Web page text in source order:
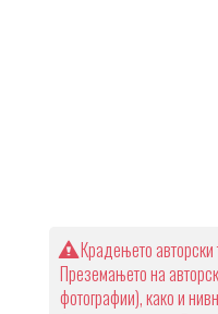
Крадењето авторски
Преземањето на
фотографии), како и